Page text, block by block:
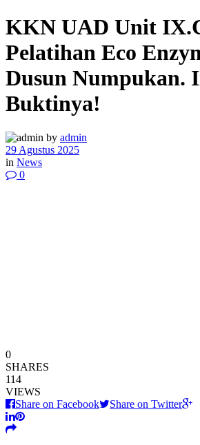
KKN UAD Unit
Pelatihan Eco
Dusun Numpukan.
Buktinya!
by admin
29 Agustus 2025
in News
0
0
SHARES
114
VIEWS
Share on Facebook
Share on Twitter